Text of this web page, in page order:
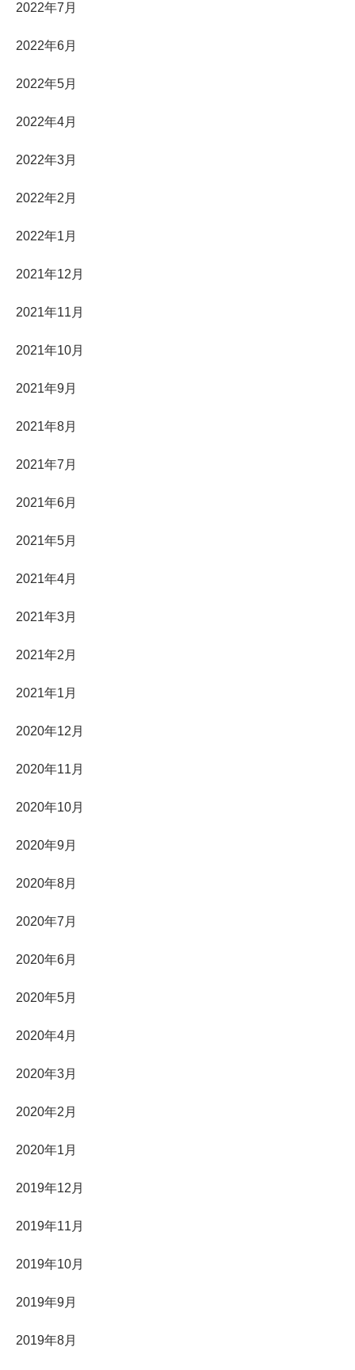
2022年7月
2022年6月
2022年5月
2022年4月
2022年3月
2022年2月
2022年1月
2021年12月
2021年11月
2021年10月
2021年9月
2021年8月
2021年7月
2021年6月
2021年5月
2021年4月
2021年3月
2021年2月
2021年1月
2020年12月
2020年11月
2020年10月
2020年9月
2020年8月
2020年7月
2020年6月
2020年5月
2020年4月
2020年3月
2020年2月
2020年1月
2019年12月
2019年11月
2019年10月
2019年9月
2019年8月